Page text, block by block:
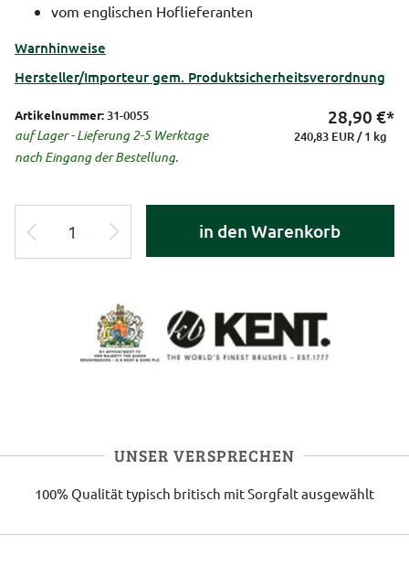
vom englischen Hoflieferanten
Warnhinweise
Hersteller/Importeur gem. Produktsicherheitsverordnung
Artikelnummer: 31-0055
auf Lager - Lieferung 2-5 Werktage
nach Eingang der Bestellung.
28,90 €*
240,83 EUR / 1 kg
in den Warenkorb
UNSER VERSPRECHEN
100% Qualität typisch britisch mit Sorgfalt ausgewählt